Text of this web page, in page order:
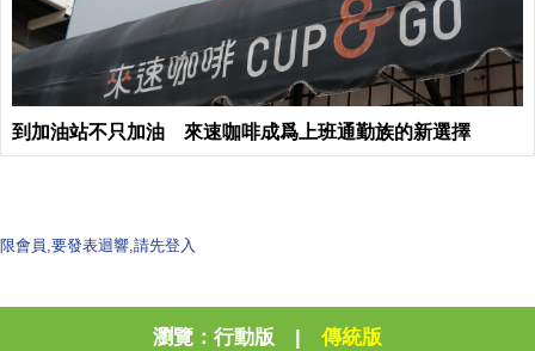
到加油站不只加油 來速咖啡成爲上班通勤族的新選擇
限會員,要發表迴響,請先登入
瀏覽： 行動版 傳統版